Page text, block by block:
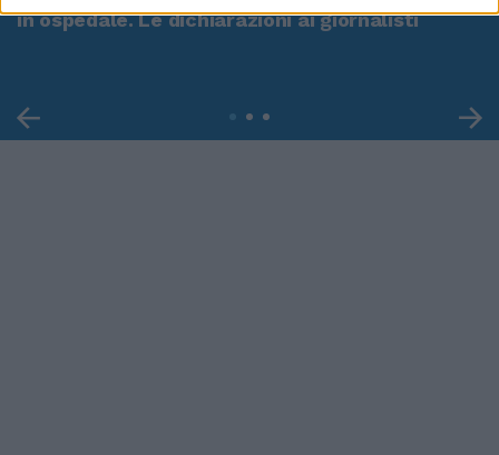
in ospedale. Le dichiarazioni ai giornalisti